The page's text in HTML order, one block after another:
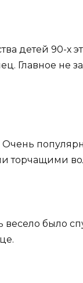
детей 90-х
Главное не
Очень
торчащими
было